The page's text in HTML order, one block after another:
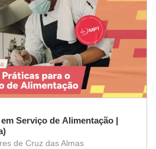
Serviço de Alimentação |
de Cruz das Almas